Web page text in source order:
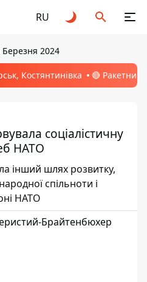
RU
Березня 2024
Костянтинівка 🔴 Ракетний
соціалістичну
НАТО
інший шлях розвитку,
спільноти і
НАТО
Брайтенбюхер